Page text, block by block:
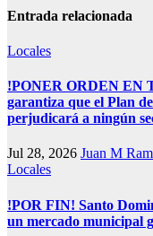
Entrada relacionada
Locales
!PONER ORDEN EN
garantiza que el Plan
perjudicará a ningún
Jul 28, 2026 Juan M
Locales
!POR FIN! Santo
un mercado municipal